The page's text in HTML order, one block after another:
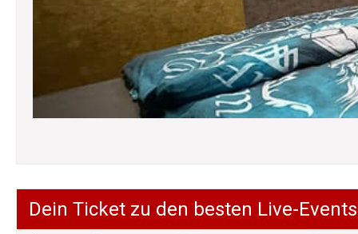
Dein Ticket zu den besten Live-Events